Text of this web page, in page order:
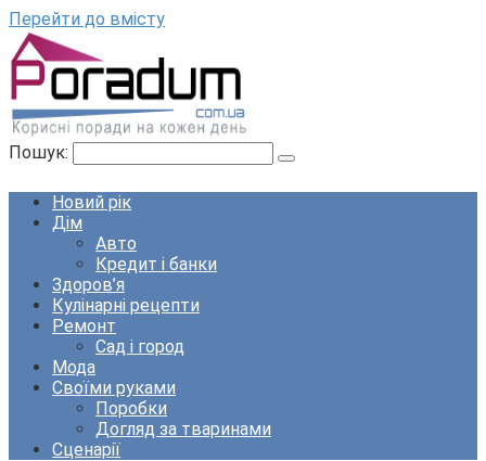
Перейти до вмісту
Пошук:
Новий рік
Дім
Авто
Кредит і банки
Здоров’я
Кулінарні рецепти
Ремонт
Сад і город
Мода
Своїми руками
Поробки
Догляд за тваринами
Сценарії